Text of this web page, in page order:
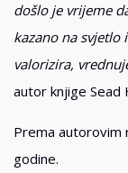
došlo je vrijeme
kazano na svjetlo
valorizira,
autor knjige Sead
Prema autorovim
godine.